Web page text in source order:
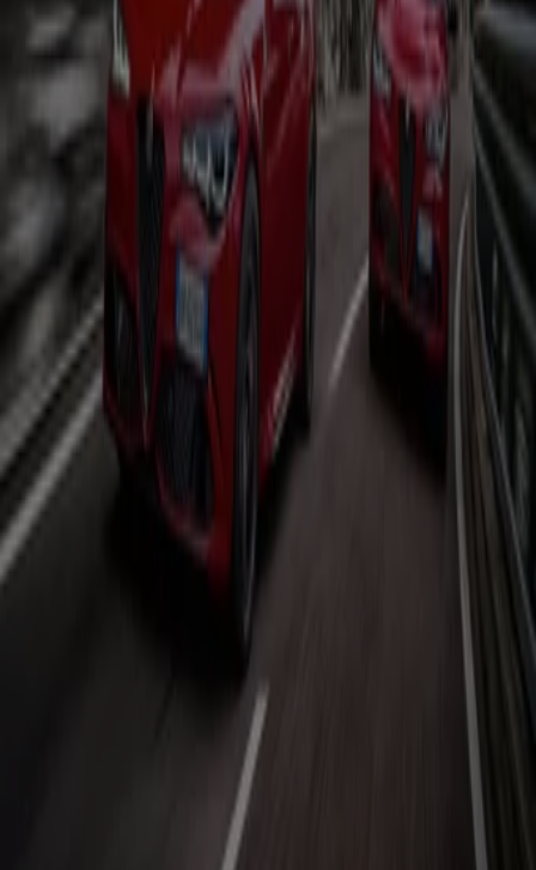
BierSchwamm Seifenblasen MetalldetektorSpa Staubsauger
Auto, Motorrad und Werkstatt in
anderen Städten
Hamburg München
Frankfurt am
Bremen
Dresden
Nürnberg
Dortmund
Duisburg
Augsburg
Zeige mehr Städte
Motor
ist eine Kategorie, welche alle Geschäfte und
Händler vereint, welche sich sich umd die Instandhaltung
und Ausstattung deines
Autos
Motorrades
kümmern. Die
KFZ-Ausstattersind in jeder Stadt
beheimatet und unentbehrlich um dein Auto in Schuss
zu halten. Außer den Prospekten der Fachhändler, unter
welchen die Angebote für
hervorstechen, findest du auch Prospekte von
Supermärkten, welche einen Teil ihres Sortiments dem
Automobil und Thema Motor generell widmen.
Tiendeo ist Teil von Shopfully, dem Tech-Unternehmen,
das das lokale Einkaufen weltweit neu erfindet.